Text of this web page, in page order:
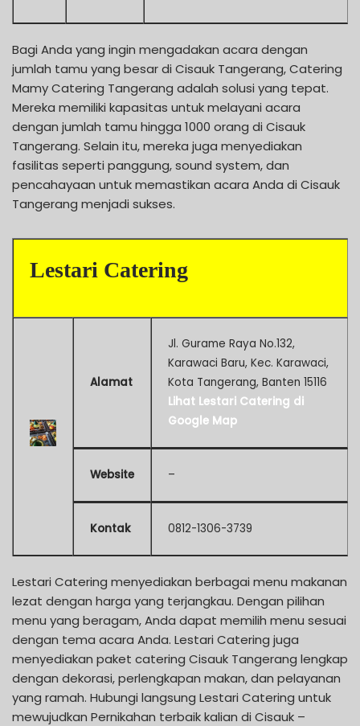
Bagi Anda yang ingin mengadakan acara dengan
jumlah tamu yang besar di Cisauk Tangerang, Catering
Mamy Catering Tangerang adalah solusi yang tepat.
Mereka memiliki kapasitas untuk melayani acara
dengan jumlah tamu hingga 1000 orang di Cisauk
Tangerang. Selain itu, mereka juga menyediakan
fasilitas seperti panggung, sound system, dan
pencahayaan untuk memastikan acara Anda di Cisauk
Tangerang menjadi sukses.
Lestari Catering
Alamat
Jl. Gurame Raya No.132,
Karawaci Baru, Kec. Karawaci,
Kota Tangerang, Banten 15116
Lihat Lestari Catering di
Google Map
Website –
Kontak 0812-1306-3739
Lestari Catering menyediakan berbagai menu makanan
lezat dengan harga yang terjangkau. Dengan pilihan
menu yang beragam, Anda dapat memilih menu sesuai
dengan tema acara Anda. Lestari Catering juga
menyediakan paket catering Cisauk Tangerang lengkap
dengan dekorasi, perlengkapan makan, dan pelayanan
yang ramah. Hubungi langsung Lestari Catering untuk
mewujudkan Pernikahan terbaik kalian di Cisauk –